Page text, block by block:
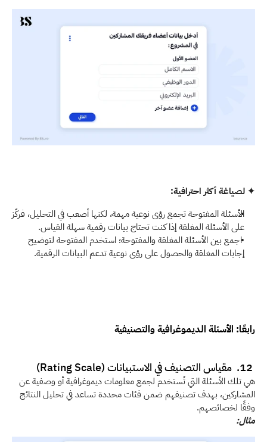
✦ لصياغة أكثر احترافية:
على الأسئلة المغلقة إذا كنت تحتاج بيانات رقمية سهلة القياس.
إجابات المغلقة والحصول على رؤى نوعية تدعم البيانات الرقمية.
رابعًا: الأسئلة الديموغرافية والتصنيفية
وفقًا لخصائصهم.
مثال: